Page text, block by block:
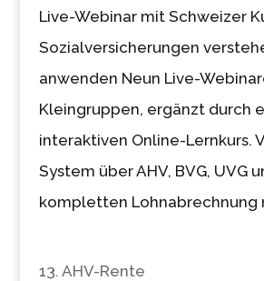
Live-Webinar mit Schweizer
Sozialversicherungen
anwenden Neun Live-
Kleingruppen, ergänzt durch
interaktiven Online-Lernkurs.
System über AHV, BVG, UVG
kompletten Lohnabrechnung
13. AHV-Rente